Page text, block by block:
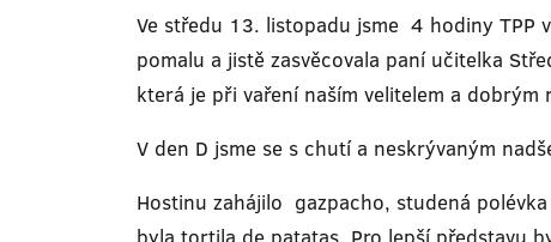
Ve středu 13. listopadu jsme 4 hodiny TPP
pomalu a jistě zasvěcovala paní učitelka
která je při vaření naším velitelem a
V den D jsme se s chutí a neskrývaným
Hostinu zahájilo gazpacho, studená